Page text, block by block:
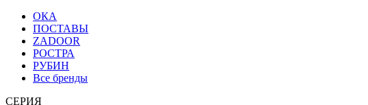
ОКА
ПОСТАВЫ
ZADOOR
РОСТРА
РУБИН
Все бренды
СЕРИЯ